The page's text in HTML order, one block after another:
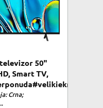
50"
Smart TV,
Crna;